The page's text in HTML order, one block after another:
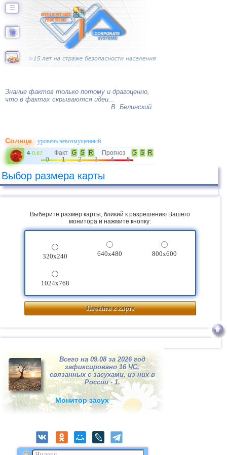
☰
Знание фактов только потому и драгоценно,
что в фактах скрываются идеи...
В. Белинский
Солнце- уровень невозмущенный
4-0.67 Факт G S R Прогноз G S
R
0
1 2 3 4 5
Выбор размера карты
Выберите размер карты, бликий к разрешению Вашего
монитора и нажмите кнопку:
320x240 640x480 800x600
1024x768
Перейти к карте
Всего на 09.08 за 2026 год
зафиксировано 16ЧС,
связанных с засухами, из них в
России - 1.
Монитор засух